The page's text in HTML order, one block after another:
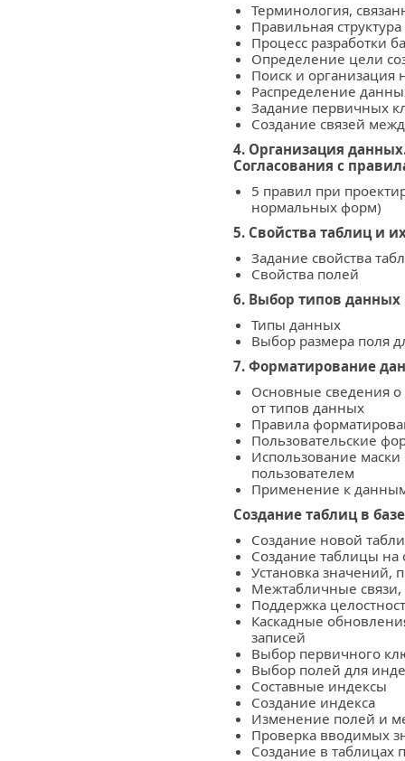
Терминология,
Правильная
Процесс разработки
Определение цели
Поиск и
Распределение
Задание первичных
Создание связей
4. Организация
Согласования с
5 правил при
нормальных форм)
5. Свойства таблиц и
Задание свойства
Свойства полей
6. Выбор типов
Типы данных
Выбор размера поля
7. Форматирование
Основные сведения
от типов данных
Правила
Пользовательские
Использование
пользователем
Применение к
Создание таблиц в
Создание новой
Создание таблицы
Установка значений,
Межтабличные
Поддержка
Каскадные
записей
Выбор первичного
Выбор полей для
Составные индексы
Создание индекса
Изменение полей и
Проверка вводимых
Создание в таблицах